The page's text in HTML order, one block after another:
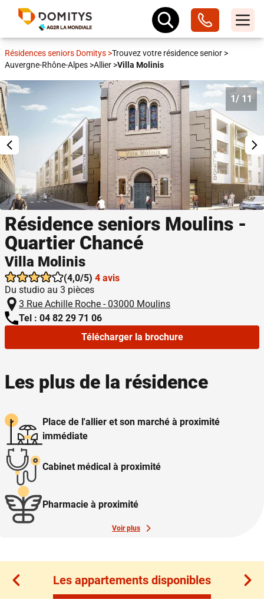
Résidences seniors Domitys >Trouvez votre résidence senior >
Auvergne-Rhône-Alpes >Allier >Villa Molinis
1/ 11
Résidence seniors Moulins -
Quartier Chancé
Villa Molinis
(4,0/5) 4 avis
Du studio au 3 pièces
3 Rue Achille Roche - 03000 Moulins
Tel : 04 82 29 71 06
Télécharger la brochure
Les plus de la résidence
Place de l'allier et son marché à proximité
immédiate
Cabinet médical à proximité
Pharmacie à proximité
Voir plus
Les appartements disponibles
Les appartements disponibles